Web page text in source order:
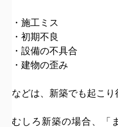
・施工ミス
・初期不良
・設備の不具合
・建物の歪み
などは、新築でも起こり
むしろ新築の場合、 「